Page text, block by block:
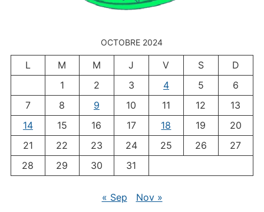
OCTOBRE 2024
L M M J V S
D
1
2 3 4 5
6
7
8 9 10 11 12
13
14
15 16 17 18 19
20
21
22 23 24 25 26
27
28
29 30 31
« Sep Nov »